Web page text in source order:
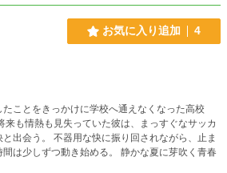
お気に入り追加 4
たことをきっかけに学校へ通えなくなった高校
来も情熱も見失っていた彼は、まっすぐなサッカ
快に振り回されながら、止ま
間は少しずつ動き始める。 静かな夏に芽吹く青春